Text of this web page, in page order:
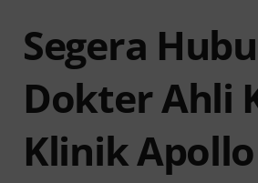
Segera
Dokter Ahli
Klinik Apollo